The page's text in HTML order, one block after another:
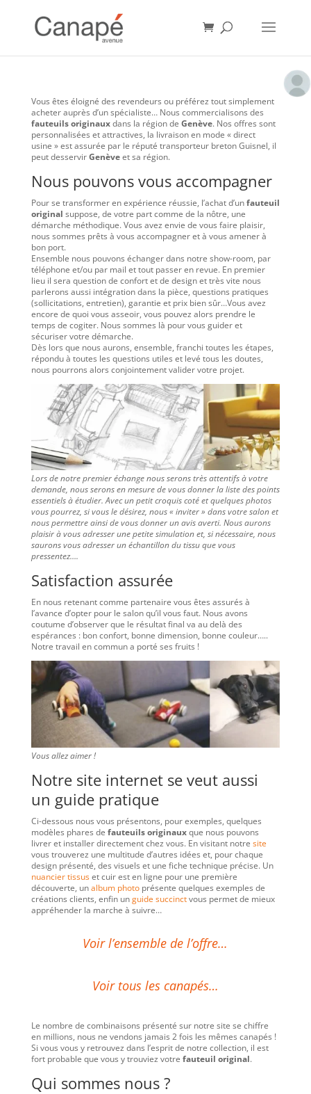
Vous êtes éloigné des revendeurs ou préférez tout simplement
acheter auprès d’un spécialiste… Nous commercialisons des
fauteuils originauxdans la région de Genève. Nos offres sont
personnalisées et attractives, la livraison en mode « direct
usine » est assurée par le réputé transporteur breton Guisnel, il
peut desservirGenèveet sa région.
Nous pouvons vous accompagner
Pour se transformer en expérience réussie, l’achat d’unfauteuil
original suppose, de votre part comme de la nôtre, une
démarche méthodique. Vous avez envie de vous faire plaisir,
nous sommes prêts à vous accompagner et à vous amener à
bon port.
Ensemble nous pouvons échanger dans notre show-room, par
téléphone et/ou par mail et tout passer en revue. En premier
lieu il sera question de confort et de design et très vite nous
parlerons aussi intégration dans la pièce, questions pratiques
(sollicitations, entretien), garantie et prix bien sûr…Vous avez
encore de quoi vous asseoir, vous pouvez alors prendre le
temps de cogiter. Nous sommes là pour vous guider et
sécuriser votre démarche.
Dès lors que nous aurons, ensemble, franchi toutes les étapes,
répondu à toutes les questions utiles et levé tous les doutes,
nous pourrons alors conjointement valider votre projet.
Lors de notre premier échange nous serons très attentifs à votre
demande, nous serons en mesure de vous donner la liste des points
essentiels à étudier. Avec un petit croquis coté et quelques photos
vous pourrez, si vous le désirez, nous « inviter » dans votre salon et
nous permettre ainsi de vous donner un avis averti. Nous aurons
plaisir à vous adresser une petite simulation et, si nécessaire, nous
saurons vous adresser un échantillon du tissu que vous
pressentez….
Satisfaction assurée
En nous retenant comme partenaire vous êtes assurés à
l’avance d’opter pour le salon qu’il vous faut. Nous avons
coutume d’observer que le résultat final va au delà des
espérances : bon confort, bonne dimension, bonne couleur…..
Notre travail en commun a porté ses fruits !
Vous allez aimer !
Notre site internet se veut aussi
un guide pratique
Ci-dessous nous vous présentons, pour exemples, quelques
modèles phares de fauteuils originauxque nous pouvons
livrer et installer directement chez vous. En visitant notre site
vous trouverez une multitude d’autres idées et, pour chaque
design présenté, des visuels et une fiche technique précise. Un
nuancier tissuset cuir est en ligne pour une première
découverte, unalbum photoprésente quelques exemples de
créations clients, enfin unguide succinctvous permet de mieux
appréhender la marche à suivre…
Voir l’ensemble de l’offre…
Voir tous les canapés…
Le nombre de combinaisons présenté sur notre site se chiffre
en millions, nous ne vendons jamais 2 fois les mêmes canapés !
Si vous vous y retrouvez dans l’esprit de notre collection, il est
fort probable que vous y trouviez votre fauteuil original.
Qui sommes nous ?